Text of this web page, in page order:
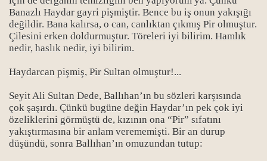
Banazlı Haydar gayri pişmiştir. Bence bu iş onun yakışığı
değildir. Bana kalırsa, o can, canlıktan çıkmış Pir olmuştur.
Çilesini erken doldurmuştur. Töreleri iyi bilirim. Hamlık
nedir, haslık nedir, iyi bilirim.
Haydarcan pişmiş, Pir Sultan olmuştur!...
Seyit Ali Sultan Dede, Ballıhan’ın bu sözleri karşısında
çok şaşırdı. Çünkü bugüne değin Haydar’ın pek çok iyi
özeliklerini görmüştü de, kızının ona “Pir” sıfatını
yakıştırmasına bir anlam verememişti. Bir an durup
düşündü, sonra Ballıhan’ın omuzundan tutup: